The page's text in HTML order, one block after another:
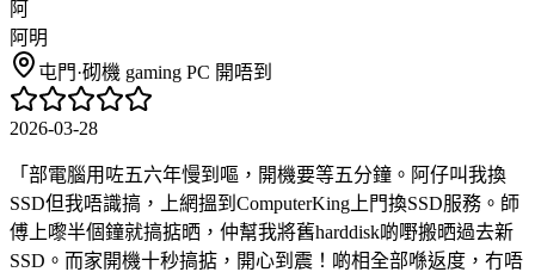
阿
阿明
屯門·砌機 gaming PC 開唔到
2026-03-28
「 部電腦用咗五六年慢到嘔，開機要等五分鐘。阿仔叫我換
SSD但我唔識搞，上網搵到ComputerKing上門換SSD服務。師
傅上嚟半個鐘就搞掂晒，仲幫我將舊harddisk啲嘢搬晒過去新
SSD。而家開機十秒搞掂，開心到震！啲相全部喺返度，冇唔